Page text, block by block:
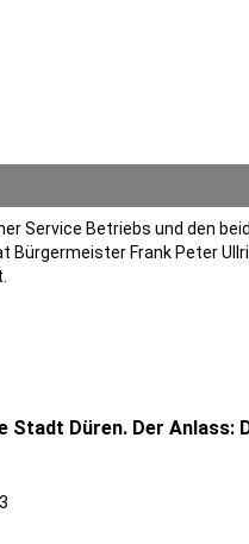
Service Betriebs und den
Bürgermeister Frank Peter
Stadt Düren. Der Anlass: